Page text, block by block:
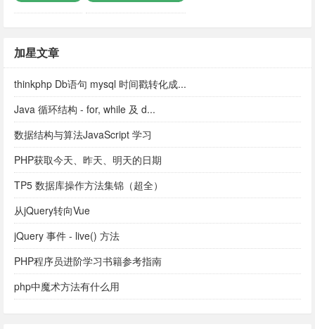
加星文章
thinkphp Db语句 mysql 时间戳转化成...
Java 循环结构 - for, while 及 d...
数据结构与算法JavaScript 学习
PHP获取今天、昨天、明天的日期
TP5 数据库操作方法集锦（超全）
从jQuery转向Vue
jQuery 事件 - live() 方法
PHP程序员进阶学习书籍参考指南
php中魔术方法有什么用